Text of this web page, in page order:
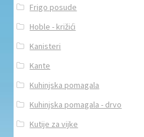
Frigo posude
Hoble - križići
Kanisteri
Kante
Kuhinjska pomagala
Kuhinjska pomagala - drvo
Kutije za vijke